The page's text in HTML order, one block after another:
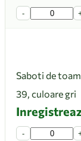
-
Saboti de
39, culoare gri
-